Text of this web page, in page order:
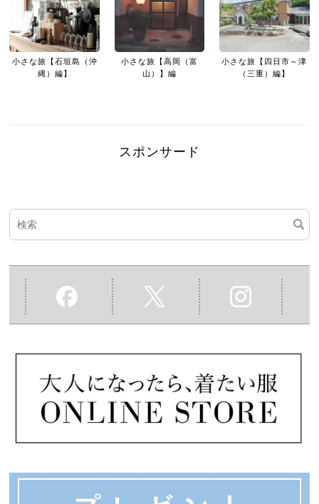
小さな旅【石垣島（沖
縄）編】
小さな旅【高岡（富
山）】編
小さな旅【四日市～津
（三重）編】
スポンサード